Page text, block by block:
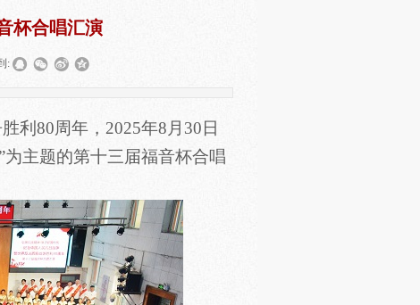
杯合唱汇演
:
利 80周年，2025年8月30日
主题的第十三届福音杯合唱